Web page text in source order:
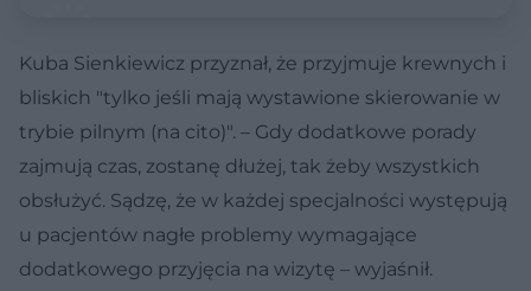
Kuba Sienkiewicz przyznał, że przyjmuje krewnych i
bliskich "tylko jeśli mają wystawione skierowanie w
trybie pilnym (na cito)". – Gdy dodatkowe porady
zajmują czas, zostanę dłużej, tak żeby wszystkich
obsłużyć. Sądzę, że w każdej specjalności występują
u pacjentów nagłe problemy wymagające
dodatkowego przyjęcia na wizytę – wyjaśnił.